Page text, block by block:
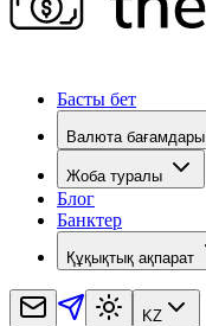
Басты бет
Валюта бағамдары
Жоба туралы
Блог
Банктер
Құқықтық ақпарат
KZ